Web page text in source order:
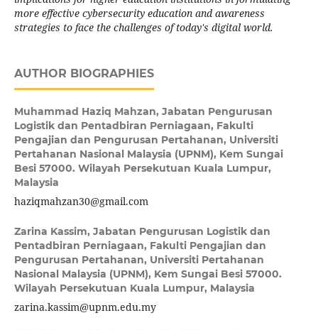
more effective cybersecurity education and awareness
strategies to face the challenges of today's digital world.
AUTHOR BIOGRAPHIES
Muhammad Haziq Mahzan, Jabatan Pengurusan
Logistik dan Pentadbiran Perniagaan, Fakulti
Pengajian dan Pengurusan Pertahanan, Universiti
Pertahanan Nasional Malaysia (UPNM), Kem Sungai
Besi 57000. Wilayah Persekutuan Kuala Lumpur,
Malaysia
haziqmahzan30@gmail.com
Zarina Kassim, Jabatan Pengurusan Logistik dan
Pentadbiran Perniagaan, Fakulti Pengajian dan
Pengurusan Pertahanan, Universiti Pertahanan
Nasional Malaysia (UPNM), Kem Sungai Besi 57000.
Wilayah Persekutuan Kuala Lumpur, Malaysia
zarina.kassim@upnm.edu.my